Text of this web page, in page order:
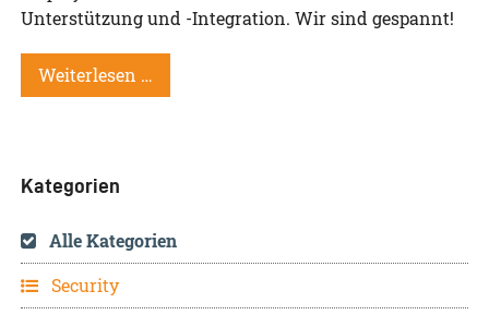
Unterstützung und -Integration. Wir sind gespannt!
Weiterlesen …
Kategorien
Alle Kategorien
Security